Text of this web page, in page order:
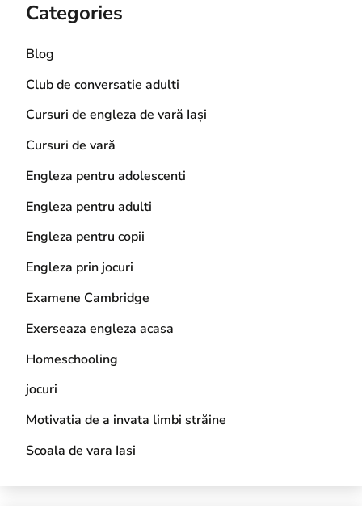
Categories
Blog
Club de conversatie adulti
Cursuri de engleza de vară Iași
Cursuri de vară
Engleza pentru adolescenti
Engleza pentru adulti
Engleza pentru copii
Engleza prin jocuri
Examene Cambridge
Exerseaza engleza acasa
Homeschooling
jocuri
Motivatia de a invata limbi străine
Scoala de vara Iasi